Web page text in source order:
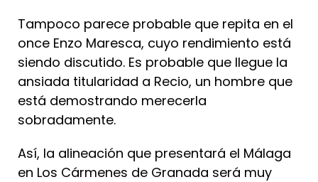
Tampoco parece probable que repita en el
once Enzo Maresca, cuyo rendimiento está
siendo discutido. Es probable que llegue la
ansiada titularidad a Recio, un hombre que
está demostrando merecerla
sobradamente.
Así, la alineación que presentará el Málaga
en Los Cármenes de Granada será muy